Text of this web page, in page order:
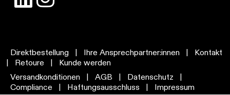
Direktbestellung | Ihre Ansprechpartner:innen |
Kontakt
|
Retoure |
Kunde werden
Versandkonditionen
| AGB | Datenschutz
|
Compliance
| Haftungsausschluss | Impressum